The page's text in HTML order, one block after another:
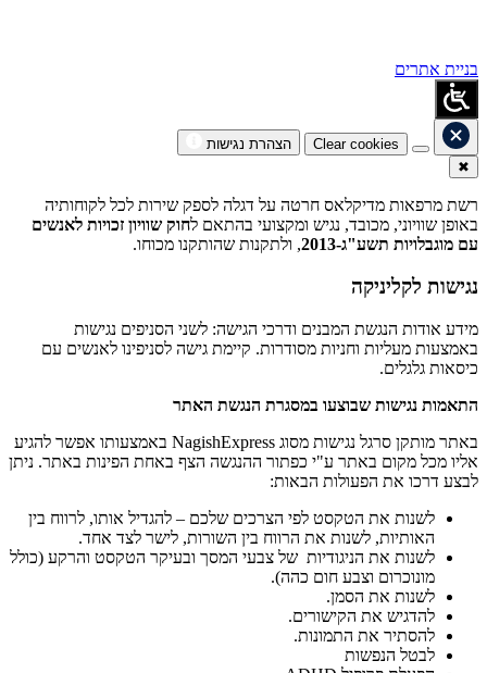
בניית אתרים
Clear cookies
הצהרת נגישות
✖
רשת מרפאות מדיקלאס חרטה על דגלה לספק שירות לכל לקוחותיה
באופן שוויוני, מכובד, נגיש ומקצועי בהתאם לחוק שוויון זכויות לאנשים
עם מוגבלויות תשע"ג-2013
, ולתקנות שהותקנו מכוחו.
נגישות לקליניקה
מידע אודות הנגשת המבנים ודרכי הגישה: לשני הסניפים נגישות
באמצעות מעליות וחניות מסודרות. קיימת גישה לסניפינו לאנשים עם
כיסאות גלגלים.
התאמות נגישות שבוצעו במסגרת הנגשת האתר
באתר מותקן סרגל נגישות מסוג NagishExpress באמצעותו אפשר להגיע
אליו מכל מקום באתר ע"י כפתור ההנגשה הצף באחת הפינות באתר. ניתן
לבצע דרכו את הפעולות הבאות:
לשנות את הטקסט לפי הצרכים שלכם – להגדיל אותו, לרווח בין
האותיות, לשנות את הרווח בין השורות, לישר לצד אחד.
לשנות את הניגודיות של צבעי המסך ובעיקר הטקסט והרקע (כולל
מונוכרום וצבע חום כהה).
לשנות את הסמן.
להדגיש את הקישורים.
להסתיר את התמונות.
לבטל הנפשות